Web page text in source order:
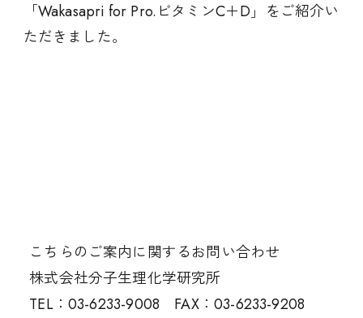
「Wakasapri for Pro.ビタミンC＋D」をご紹介い
ただきました。
こちらのご案内に関するお問い合わせ
株式会社分子生理化学研究所
TEL：03-6233-9008 FAX：03-6233-9208